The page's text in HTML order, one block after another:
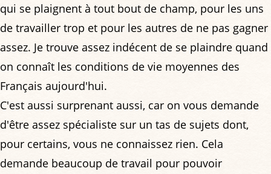
qui se plaignent à tout bout de champ, pour les uns
de travailler trop et pour les autres de ne pas gagner
assez. Je trouve assez indécent de se plaindre quand
on connaît les conditions de vie moyennes des
Français aujourd'hui.
C'est aussi surprenant aussi, car on vous demande
d'être assez spécialiste sur un tas de sujets dont,
pour certains, vous ne connaissez rien. Cela
demande beaucoup de travail pour pouvoir